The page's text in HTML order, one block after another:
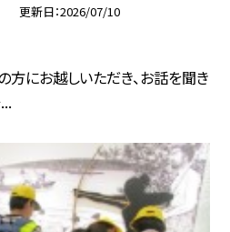
更新日 2026/07/10
にお越しいただき、お話を聞き